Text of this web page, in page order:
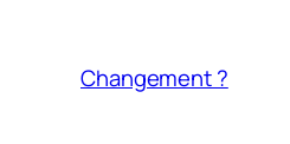
Changement ?